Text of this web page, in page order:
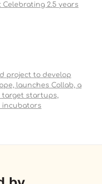
Celebrating 2.5 years
project to develop
launches Collab, a
target startups,
incubators